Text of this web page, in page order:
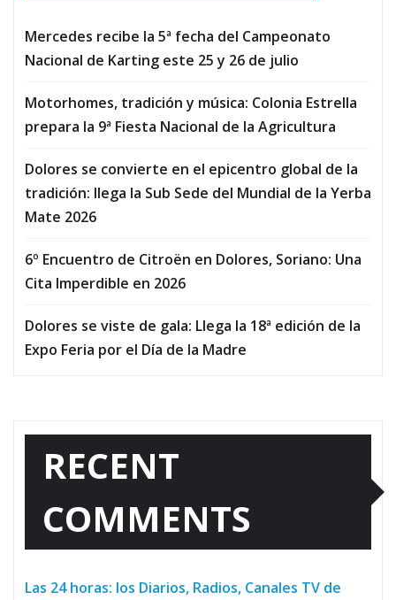
Mercedes recibe la 5ª fecha del Campeonato
Nacional de Karting este 25 y 26 de julio
Motorhomes, tradición y música: Colonia Estrella
prepara la 9ª Fiesta Nacional de la Agricultura
Dolores se convierte en el epicentro global de la
tradición: llega la Sub Sede del Mundial de la Yerba
Mate 2026
6º Encuentro de Citroën en Dolores, Soriano: Una
Cita Imperdible en 2026
Dolores se viste de gala: Llega la 18ª edición de la
Expo Feria por el Día de la Madre
RECENT
COMMENTS
Las 24 horas: los Diarios, Radios, Canales TV de